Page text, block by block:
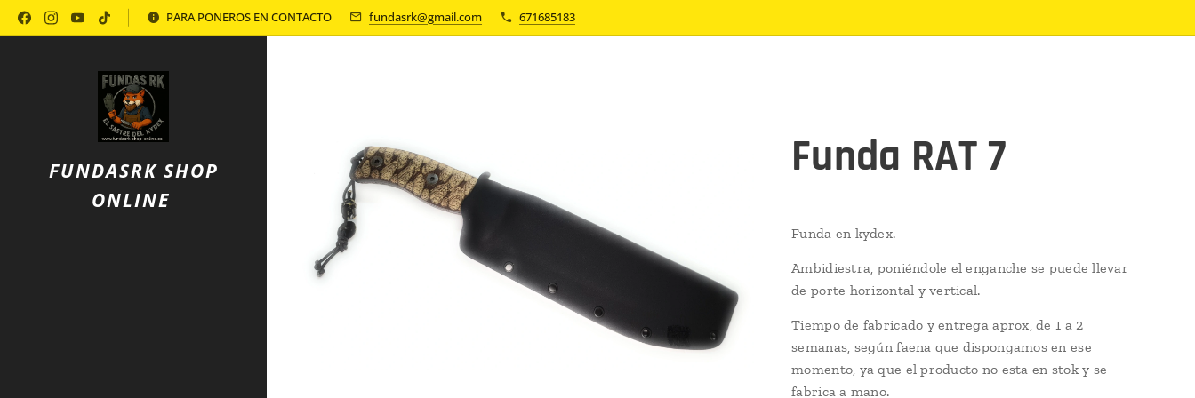
Política de Privacidad PARA PONEROS EN CONTACTO fundasrk@gmail.com 671685183
FUNDASRK SHOP
ONLINE
Funda RAT 7
Funda en kydex.
Ambidiestra, poniéndole el enganche se puede llevar
de porte horizontal y vertical.
Tiempo de fabricado y entrega aprox, de 1 a 2
semanas, según faena que dispongamos en ese
momento, ya que el producto no esta en stok y se
fabrica a mano.